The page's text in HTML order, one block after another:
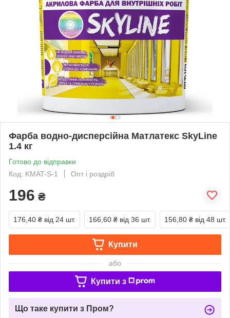
Фарба водно-дисперсійна Матлатекс SkyLine
1.4 кг
Готово до відправки
Код: KMAT-S-1
Опт і роздріб
196 ₴
176,40 ₴ від 24 шт. 166,60 ₴ від 36 шт. 156,80 ₴ від 48 шт.
Купити
або
Купити з
Що таке купити з Пром?